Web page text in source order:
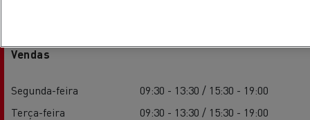
Vendas
Segunda-feira
09:30 - 13:30 / 15:30 - 19:00
Terça-feira
09:30 - 13:30 / 15:30 - 19:00